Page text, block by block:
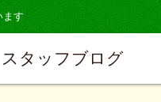
ます
スタッフブログ